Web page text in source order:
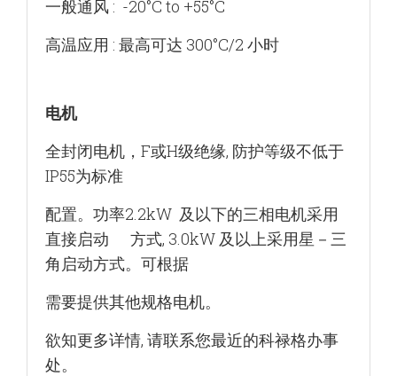
一般通风 : -20°C to +55°C
高温应用 : 最高可达 300°C/2 小时
电机
全封闭电机，F或H级绝缘, 防护等级不低于
IP55为标准
配置。功率2.2kW 及以下的三相电机采用
直接启动 方式, 3.0kW 及以上采用星－三
角启动方式。可根据
需要提供其他规格电机。
欲知更多详情, 请联系您最近的科禄格办事
处。